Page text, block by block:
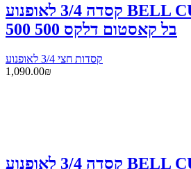
קסדה 3/4 לאופנוע BELL CUSTOM DLX
500 בל קאסטום דלקס 500
קסדות חצי 3/4 לאופנוע
1,090.00₪
קסדה 3/4 לאופנוע BELL CUSTOM DLX